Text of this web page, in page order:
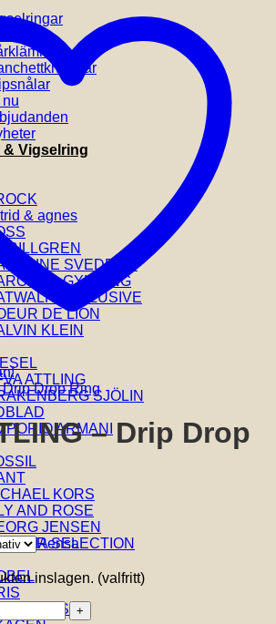
& Vigselring
& agnes
BILLGREN
SVEDBOM
GYNNING
EXCLUSIVE
DE LION
KLEIN
ATTLING
SJÖLIN
ARMANI
KORS
AND ROSE
JENSEN
SELECTION
JAKOBS
– Drip Drop
Rensa
inslagen. (valfritt)